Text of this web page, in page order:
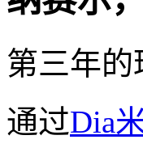
第三年
通过Dia